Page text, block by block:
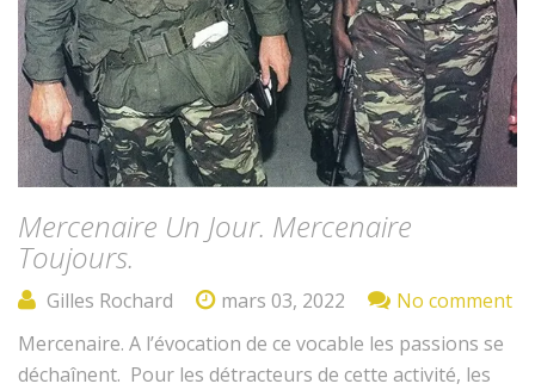
Mercenaire Un Jour. Mercenaire
Toujours.
Gilles Rochard mars 03, 2022
No comment
Mer­ce­naire. A l’évo­ca­tion de ce voca­ble les pas­sions se
déchaî­nent. Pour les détracteurs de cette activ­ité, les